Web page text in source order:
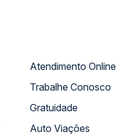
Atendimento Online
Trabalhe Conosco
Gratuidade
Auto Viações